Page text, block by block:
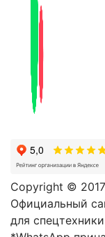
Copyright ©
Официальный
для